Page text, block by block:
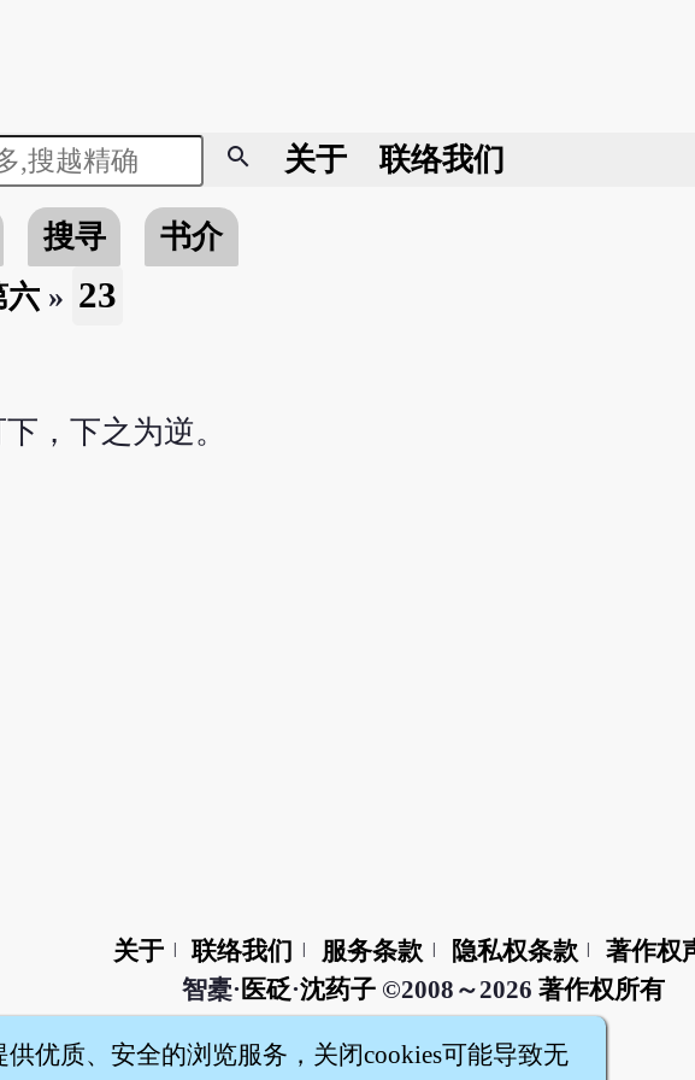
search 关于 联络我们
搜寻
书介
六» 23
，下之为逆。
关于 联络我们 服务条款 隐私权条款
著作权
智橐· 医砭·沈药子©2008～2026 著作权所有
供优质、安全的浏览服务，关闭cookies可能导致无